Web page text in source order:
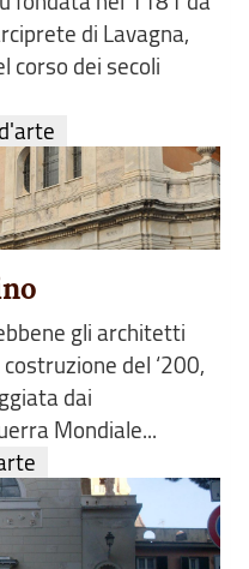
di Lavagna,
corso dei secoli
gli architetti
del ‘200,
dai
Mondiale...